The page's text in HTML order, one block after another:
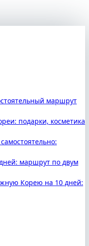
маршрут
подарки, косметика
маршрут по двум
Корею на 10 дней: